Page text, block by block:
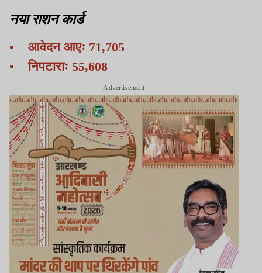
नया राशन कार्ड
• आवेदन आएः 71,705
• निपटाराः 55,608
Advertisement